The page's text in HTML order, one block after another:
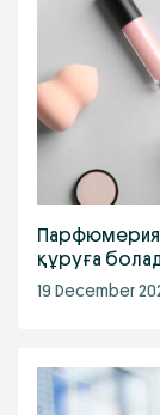
Парфюмерия
құруға
19 December